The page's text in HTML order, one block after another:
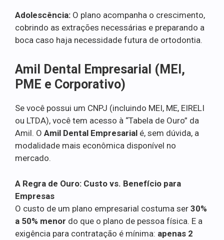
Adolescência: O plano acompanha o crescimento,
cobrindo as extrações necessárias e preparando a
boca caso haja necessidade futura de ortodontia.
Amil Dental Empresarial (MEI,
PME e Corporativo)
Se você possui um CNPJ (incluindo MEI, ME, EIRELI
ou LTDA), você tem acesso à “Tabela de Ouro” da
Amil. O Amil Dental Empresarial é, sem dúvida, a
modalidade mais econômica disponível no
mercado.
A Regra de Ouro: Custo vs. Benefício para
Empresas
O custo de um plano empresarial costuma ser 30%
a 50% menor do que o plano de pessoa física. E a
exigência para contratação é mínima: apenas 2